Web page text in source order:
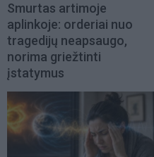
Smurtas artimoje
aplinkoje: orderiai nuo
tragedijų neapsaugo,
norima griežtinti
įstatymus